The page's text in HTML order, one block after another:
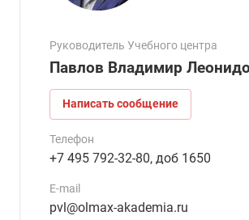
Руководитель Учебного центра
Павлов Владимир
Написать сообщение
Телефон
+7 495 792-32-80, доб 1650
E-mail
pvl@olmax-akademia.ru